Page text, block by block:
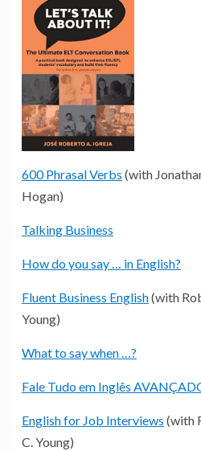
600 Phrasal Verbs (with
Hogan)
Talking Business
How do you say … in English?
Fluent Business English(with
Young)
What to say when …?
Fale Tudo em Inglês
English for Job Interviews (with
C. Young)